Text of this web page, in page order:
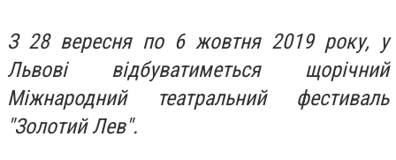
З 28 вересня по 6 жовтня 2019 року, у
Львові відбуватиметься щорічний
Міжнародний театральний фестиваль
"Золотий Лев".